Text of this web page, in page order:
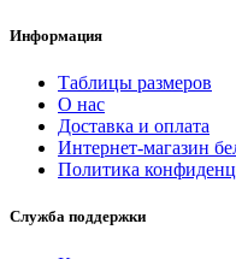
Информация
Таблицы размеров
О нас
Доставка и оплата
Интернет-магазин
Политика
Служба поддержки